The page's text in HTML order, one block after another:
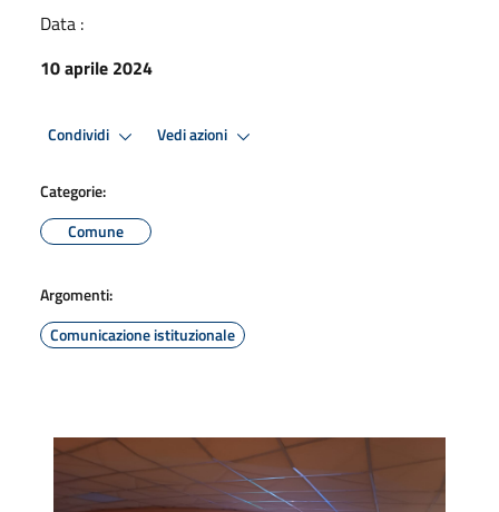
Data :
10 aprile 2024
Condividi Vedi azioni
Categorie:
Comune
Argomenti:
Comunicazione istituzionale